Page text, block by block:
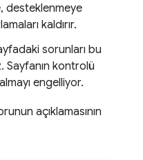
desteklenmeye
kaldırır.
sorunları bu
Sayfanın kontrolü
engelliyor.
açıklamasının